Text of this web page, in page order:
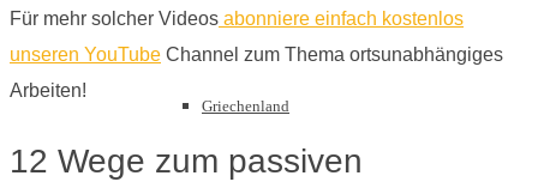
Griechenland
Für mehr solcher Videos abonniere einfach kostenlos
unseren YouTube Channel zum Thema ortsunabhängiges
Arbeiten!
12 Wege zum passiven